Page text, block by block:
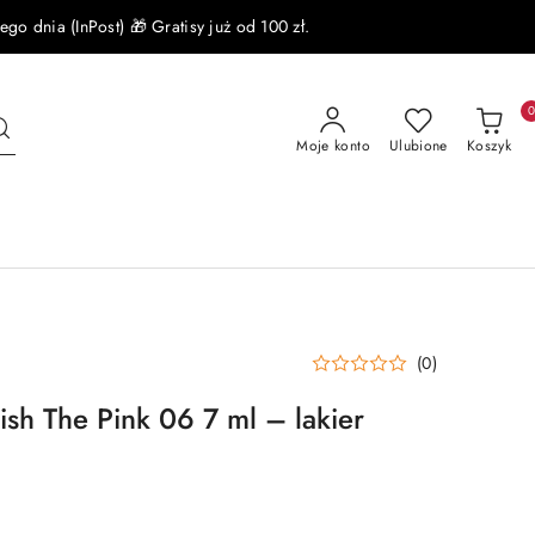
dnia (InPost) 🎁 Gratisy już od 100 zł.
Moje konto Ulubione Koszyk
0
(0)
The Pink 06 7 ml – lakier